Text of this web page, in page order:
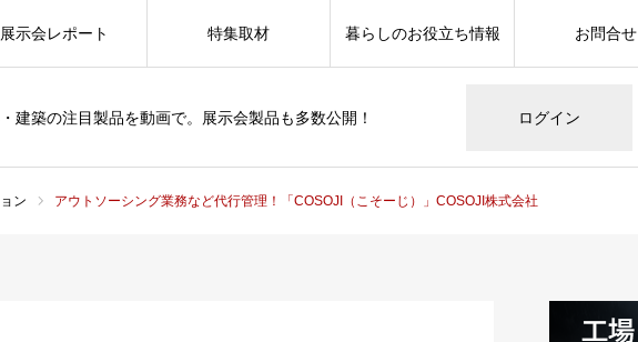
建築の注目製品を動画で。展示会製品も多数公開！ ログイン
展示会レポート 特集取材 暮らしのお役立ち情報 お問合せ
ン アウトソーシング業務など代行管理！「COSOJI（こそーじ）」COSOJI株式会社